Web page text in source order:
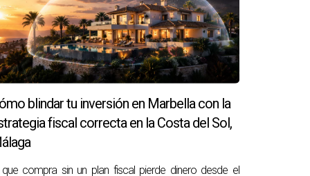
de real estate dentro de tu despacho
blindar tu inversión en Marbella con la
fiscal correcta en la Costa del Sol,
que compra sin un plan fiscal pierde dinero desde el